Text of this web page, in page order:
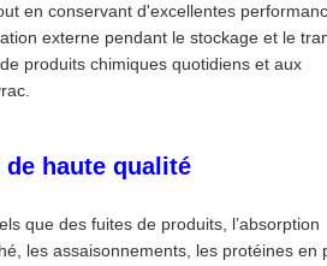
en conservant d'excellentes
externe pendant le stockage et le
produits chimiques quotidiens et aux
haute qualité
que des fuites de produits, l’absorption
les assaisonnements, les protéines en